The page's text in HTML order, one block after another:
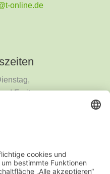
online.de
Freitag